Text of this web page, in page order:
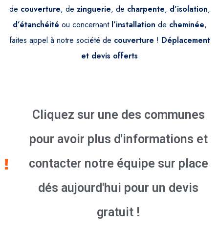
de couverture, de zinguerie, de charpente, d’isolation,
d’étanchéité ou concernant l’installation de cheminée,
faites appel à notre société de couverture ! Déplacement
et devis offerts
Cliquez sur une des communes
pour avoir plus d'informations et
contacter notre équipe sur place
dés aujourd'hui pour un devis
gratuit !